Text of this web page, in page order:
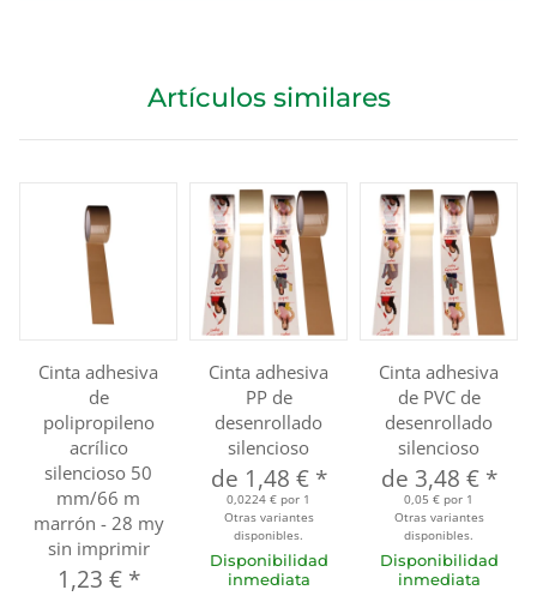
Artículos similares
Cinta adhesiva
de
polipropileno
acrílico
silencioso 50
mm/66 m
marrón - 28 my
sin imprimir
1,23 € *
Cinta adhesiva
PP de
desenrollado
silencioso
de 1,48 € *
0,0224 € por 1
Otras variantes
disponibles.
Disponibilidad
inmediata
Cinta adhesiva
de PVC de
desenrollado
silencioso
de 3,48 € *
0,05 € por 1
Otras variantes
disponibles.
Disponibilidad
inmediata